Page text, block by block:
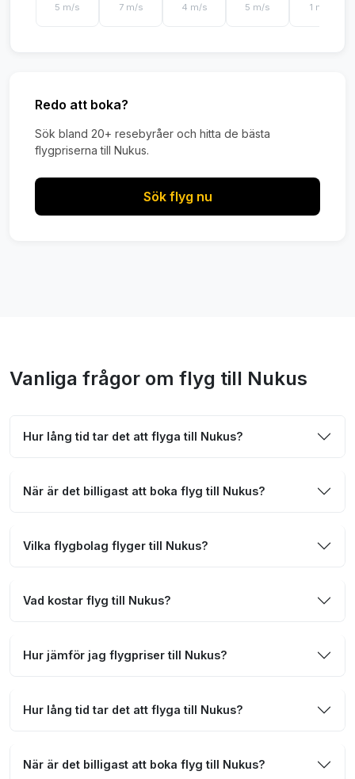
5 m/s 7 m/s 4 m/s 5 m/s 1 m/s
Redo att boka?
Sök bland 20+ resebyråer och hitta de bästa
flygpriserna till Nukus.
Sök flyg nu
Vanliga frågor om flyg till Nukus
Hur lång tid tar det att flyga till Nukus?
När är det billigast att boka flyg till Nukus?
Vilka flygbolag flyger till Nukus?
Vad kostar flyg till Nukus?
Hur jämför jag flygpriser till Nukus?
Hur lång tid tar det att flyga till Nukus?
När är det billigast att boka flyg till Nukus?